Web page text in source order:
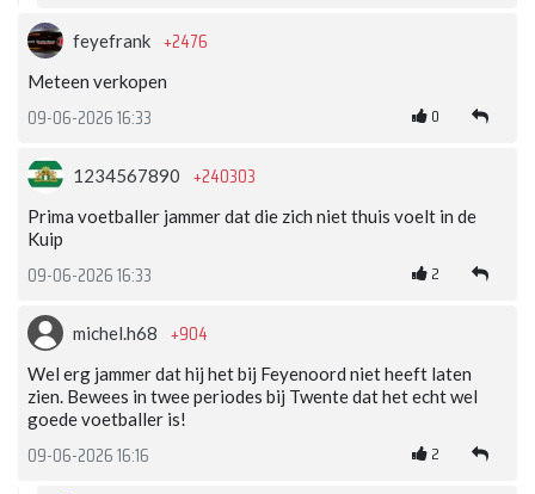
feyefrank +2476
Meteen verkopen
09-06-2026 16:33 0
1234567890 +240303
Prima voetballer jammer dat die zich niet thuis voelt in de
Kuip
09-06-2026 16:33 2
michel.h68 +904
Wel erg jammer dat hij het bij Feyenoord niet heeft laten
zien. Bewees in twee periodes bij Twente dat het echt wel
goede voetballer is!
09-06-2026 16:16 2